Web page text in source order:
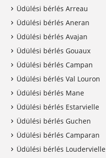
Üdülési bérlés Arreau
Üdülési bérlés Aneran
Üdülési bérlés Avajan
Üdülési bérlés Gouaux
Üdülési bérlés Campan
Üdülési bérlés Val Louron
Üdülési bérlés Mane
Üdülési bérlés Estarvielle
Üdülési bérlés Guchen
Üdülési bérlés Camparan
Üdülési bérlés Loudervielle